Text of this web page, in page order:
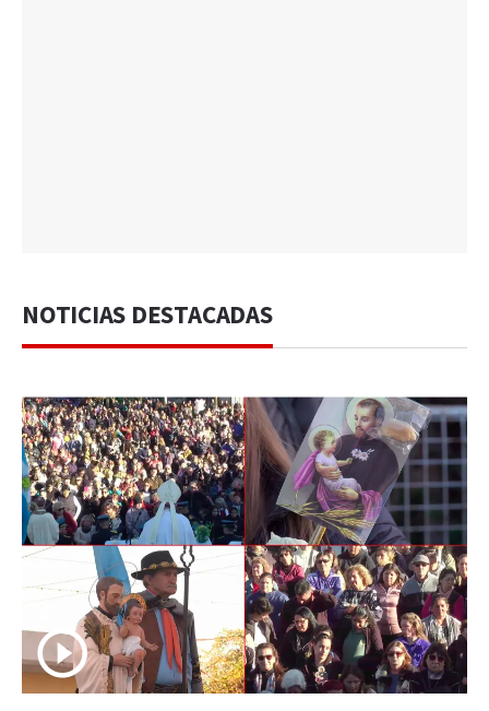
NOTICIAS DESTACADAS